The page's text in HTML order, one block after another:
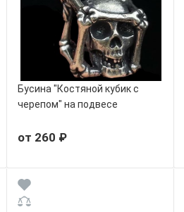
Бусина "Костяной кубик с
черепом" на подвесе
от 260 ₽